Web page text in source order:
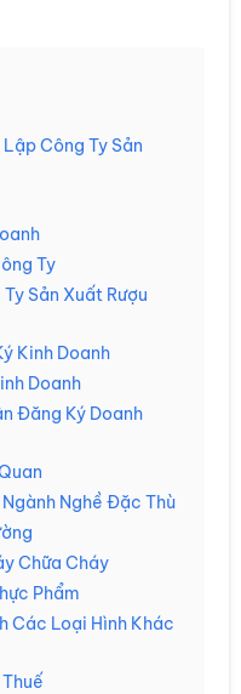
Công Ty Sản
Ty
Sản Xuất Rượu
Kinh Doanh
Doanh
Đăng Ký Doanh
Nghề Đặc Thù
Chữa Cháy
Phẩm
Các Loại Hình Khác